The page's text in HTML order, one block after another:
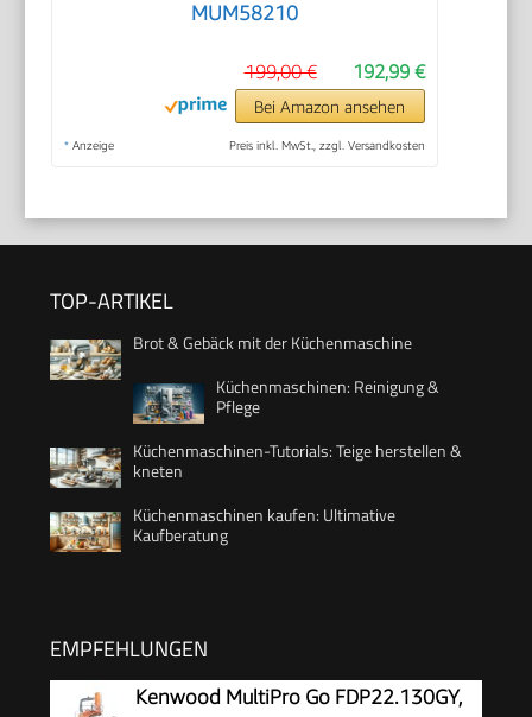
MUM58210
192,99 €
199,00 €
Bei Amazon ansehen
* Anzeige Preis inkl. MwSt., zzgl. Versandkosten
TOP-ARTIKEL
Brot & Gebäck mit der Küchenmaschine
Küchenmaschinen: Reinigung &
Pflege
Küchenmaschinen-Tutorials: Teige herstellen &
kneten
Küchenmaschinen kaufen: Ultimative
Kaufberatung
EMPFEHLUNGEN
Kenwood MultiPro Go FDP22.130GY,